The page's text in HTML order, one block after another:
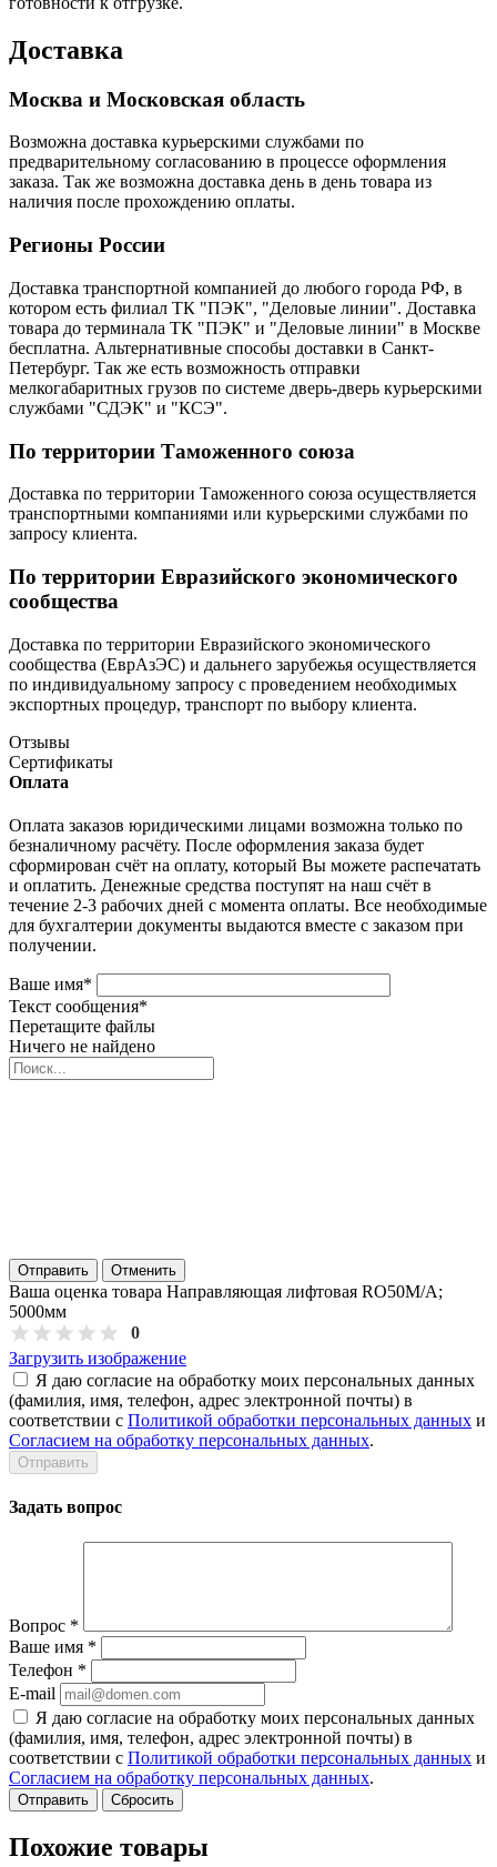
Доставка
Москва и Московская область
Возможна доставка курьерскими службами по
предварительному согласованию в процессе оформления
заказа. Так же возможна доставка день в день товара из
наличия после прохождению оплаты.
Регионы России
Доставка транспортной компанией до любого города РФ, в
котором есть филиал ТК "ПЭК", "Деловые линии". Доставка
товара до терминала ТК "ПЭК" и "Деловые линии" в Москве
бесплатна. Альтернативные способы доставки в Санкт-
Петербург. Так же есть возможность отправки
мелкогабаритных грузов по системе дверь-дверь курьерскими
службами "СДЭК" и "КСЭ".
По территории Таможенного союза
Доставка по территории Таможенного союза осуществляется
транспортными компаниями или курьерскими службами по
запросу клиента.
По территории Евразийского экономического
сообщества
Доставка по территории Евразийского экономического
сообщества (ЕврАзЭС) и дальнего зарубежья осуществляется
по индивидуальному запросу с проведением необходимых
экспортных процедур, транспорт по выбору клиента.
Отзывы
Сертификаты
Оплата
Оплата заказов юридическими лицами возможна только по
безналичному расчёту. После оформления заказа будет
сформирован счёт на оплату, который Вы можете распечатать
и оплатить. Денежные средства поступят на наш счёт в
течение 2-3 рабочих дней с момента оплаты. Все необходимые
для бухгалтерии документы выдаются вместе с заказом при
получении.
Ваше имя*
Текст сообщения*
Перетащите файлы
Ничего не найдено
Отправить Отменить
Ваша оценка товара Направляющая лифтовая RO50M/A;
5000мм
0
Загрузить изображение
Я даю согласие на обработку моих персональных данных
(фамилия, имя, телефон, адрес электронной почты) в
соответствии с Политикой обработки персональных данных и
Согласием на обработку персональных данных.
Задать вопрос
Вопрос *
Ваше имя *
Телефон *
E-mail
Я даю согласие на обработку моих персональных данных
(фамилия, имя, телефон, адрес электронной почты) в
соответствии с Политикой обработки персональных данных и
Согласием на обработку персональных данных.
Сбросить
Похожие товары